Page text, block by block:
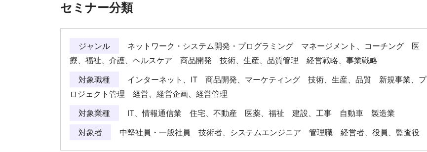
セミナー分類
ジャンル
ネットワーク・システム開発・プログラミング マネージメント、コーチング 医
療、福祉、介護、ヘルスケア 商品開発 技術、生産、品質管理 経営戦略、事業戦略
対象職種
インターネット、IT 商品開発、マーケティング 技術、生産、品質 新規事業、プ
ロジェクト管理 経営、経営企画、経営管理
対象業種
IT、情報通信業 住宅、不動産 医薬、福祉 建設、工事 自動車 製造業
対象者
中堅社員・一般社員 技術者、システムエンジニア 管理職 経営者、役員、監査役